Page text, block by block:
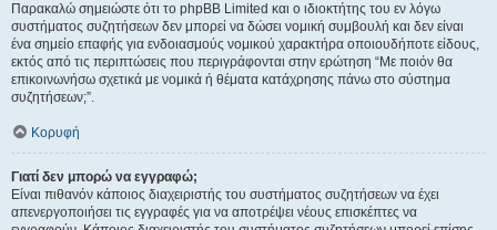
Παρακαλώ σημειώστε ότι το phpBB Limited και ο ιδιοκτήτης του εν λόγω
συστήματος συζητήσεων δεν μπορεί να δώσει νομική συμβουλή και δεν είναι
ένα σημείο επαφής για ενδοιασμούς νομικού χαρακτήρα οποιουδήποτε είδους,
εκτός από τις περιπτώσεις που περιγράφονται στην ερώτηση “Με ποιόν θα
επικοινωνήσω σχετικά με νομικά ή θέματα κατάχρησης πάνω στο σύστημα
συζητήσεων;”.
Κορυφή
Γιατί δεν μπορώ να εγγραφώ;
Είναι πιθανόν κάποιος διαχειριστής του συστήματος συζητήσεων να έχει
απενεργοποιήσει τις εγγραφές για να αποτρέψει νέους επισκέπτες να